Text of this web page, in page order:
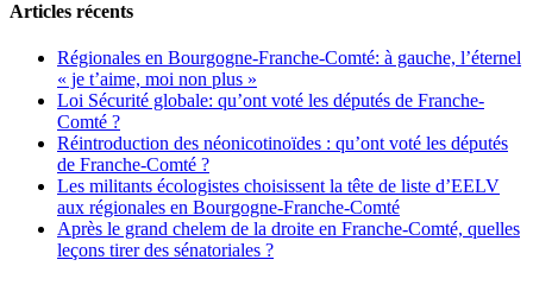
Articles récents
Régionales en Bourgogne-Franche-Comté: à gauche, l’éternel
« je t’aime, moi non plus »
Loi Sécurité globale: qu’ont voté les députés de Franche-
Comté ?
Réintroduction des néonicotinoïdes : qu’ont voté les députés
de Franche-Comté ?
Les militants écologistes choisissent la tête de liste d’EELV
aux régionales en Bourgogne-Franche-Comté
Après le grand chelem de la droite en Franche-Comté, quelles
leçons tirer des sénatoriales ?